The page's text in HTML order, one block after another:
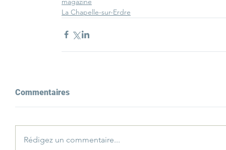
La Chapelle-sur-Erdre
Commentaires
Rédigez un commentaire...